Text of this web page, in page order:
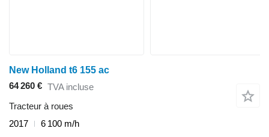
New Holland t6 155 ac
64 260 € TVA incluse
Tracteur à roues
2017
6 100 m/h